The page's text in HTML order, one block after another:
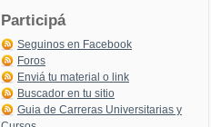
Participá
Seguinos en Facebook
Foros
Enviá tu material o link
Buscador en tu sitio
Guia de Carreras Universitarias y